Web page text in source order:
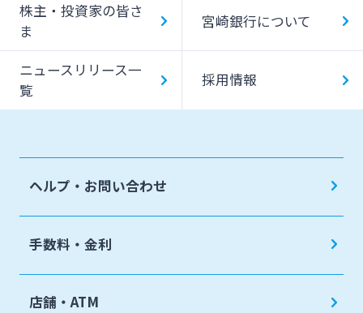
株主・投資家の皆さ
ま
宮崎銀行について
ニュースリリース一
覧
採用情報
ヘルプ・お問い合わせ
手数料・金利
店舗・ATM